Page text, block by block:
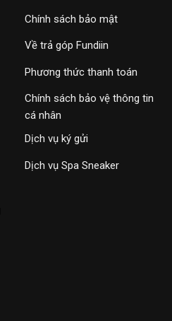
Chính sách bảo mật
Về trả góp Fundiin
Phương thức thanh toán
Chính sách bảo vệ thông tin
cá nhân
Dịch vụ ký gửi
Dịch vụ Spa Sneaker